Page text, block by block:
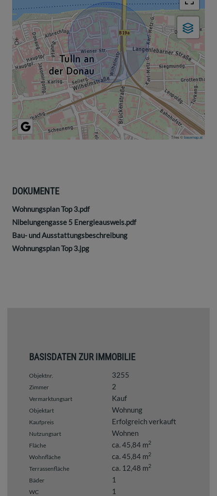
Tiles ©basemap.at
DOKUMENTE
Wohnungsplan Top 3.pdf
Nibelungengasse 5 Energieausweis.pdf
Bau- und Ausstattungsbeschreibung
Wohnungsplan Top 3.jpg
BASISDATEN ZUR IMMOBILIE
Objektnr. 3255
Zimmer 2
Vermarktungsart Kauf
Objektart Wohnung
Kaufpreis Erfolgreich verkauft
Nutzungsart Wohnen
Fläche ca. 45,84 m2
Wohnfläche ca. 45,84 m2
Terrassenfläche ca. 12,48 m2
Bäder 1
WC 1